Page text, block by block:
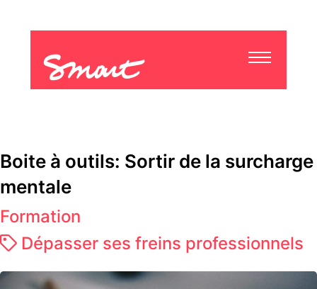
Boite à outils: Sortir de la surcharge
mentale
Formation
Dépasser ses freins professionnels